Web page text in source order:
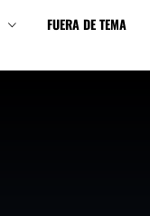
FUERA DE TEMA